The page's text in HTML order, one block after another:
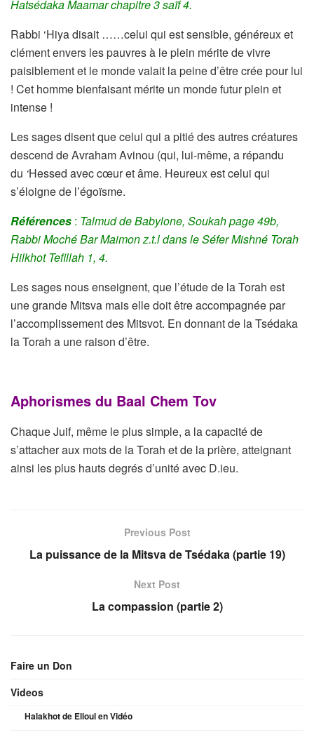
Hatsédaka Maamar chapitre 3 saïf 4.
Rabbi ‘Hiya disait ……celui qui est sensible, généreux et
clément envers les pauvres à le plein mérite de vivre
paisiblement et le monde valait la peine d’être crée pour lui
! Cet homme bienfaisant mérite un monde futur plein et
intense !
Les sages disent que celui qui a pitié des autres créatures
descend de Avraham Avinou (qui, lui-même, a répandu
du ‘Hessed avec cœur et âme. Heureux est celui qui
s’éloigne de l’égoïsme.
Références : Talmud de Babylone, Soukah page 49b,
Rabbi Moché Bar Maimon z.t.l dans le Séfer Mishné Torah
Hilkhot Tefillah 1, 4.
Les sages nous enseignent, que l’étude de la Torah est
une grande Mitsva mais elle doit être accompagnée par
l’accomplissement des Mitsvot. En donnant de la Tsédaka
la Torah a une raison d’être.
Aphorismes du Baal Chem Tov
Chaque Juif, même le plus simple, a la capacité de
s’attacher aux mots de la Torah et de la prière, atteignant
ainsi les plus hauts degrés d’unité avec D.ieu.
Previous Post
La puissance de la Mitsva de Tsédaka (partie 19)
Next Post
La compassion (partie 2)
Faire un Don
Videos
Halakhot de Elloul en Vidéo